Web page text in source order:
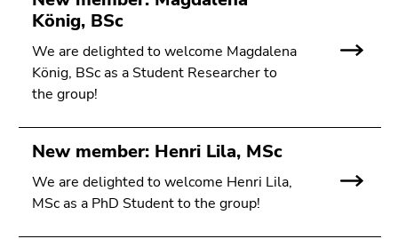
König, BSc
We are delighted to welcome Magdalena
König, BSc as a Student Researcher to
the group!
New member: Henri Lila, MSc
We are delighted to welcome Henri Lila,
MSc as a PhD Student to the group!